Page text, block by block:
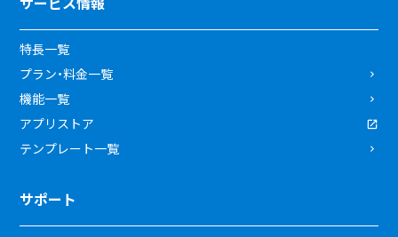
サービス情報
特長一覧
プラン・料金一覧
機能一覧
アプリストア
テンプレート一覧
サポート